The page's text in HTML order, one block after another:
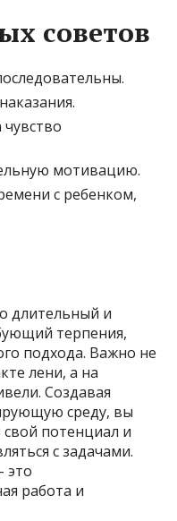
советов
мотивацию.
с ребенком,
длительный и
терпения,
подхода. Важно не
лени, а на
Создавая
среду, вы
потенциал и
с задачами.
это
работа и